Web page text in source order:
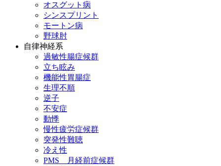
オスグット病
シンスプリント
モートン病
野球肘
自律神経系
過敏性腸症候群
立ち眩み
機能性胃腸症
生理不順
逆子
不安症
動悸
慢性疲労症候群
突発性難聴
冷え性
PMS 月経前症候群